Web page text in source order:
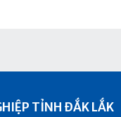
TỈNH ĐẮK LẮK